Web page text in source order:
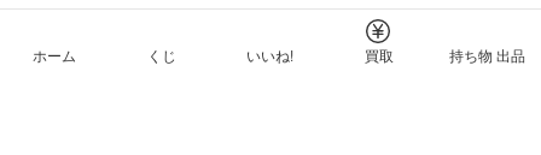
ホーム くじ いいね! 買取 持ち物 出品